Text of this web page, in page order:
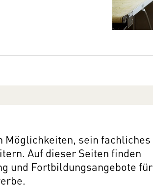
Möglichkeiten, sein fachliches
Auf dieser Seiten finden
und Fortbildungsangebote für